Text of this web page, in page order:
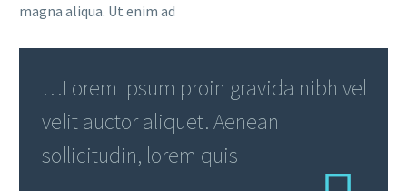
magna aliqua. Ut enim ad
…Lorem Ipsum proin gravida nibh vel
velit auctor aliquet. Aenean
sollicitudin, lorem quis